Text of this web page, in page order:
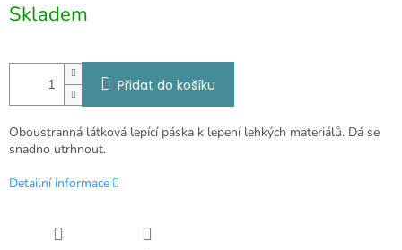
cena:
Skladem
Přidat do košíku
Oboustranná látková lepící páska k lepení lehkých materiálů. Dá se
snadno utrhnout.
Detailní informace